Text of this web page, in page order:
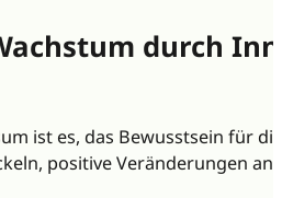
durch
ist es, das Bewusstsein für
positive Veränderungen